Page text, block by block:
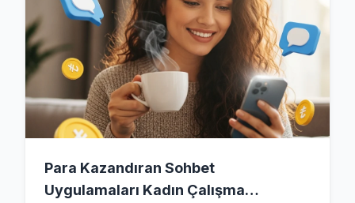
Para Kazandıran Sohbet
Uygulamaları Kadın Çalışma